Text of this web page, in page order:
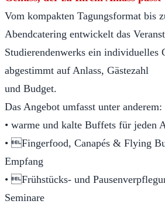
Vom kompakten Tagungsformat bis
Abendcatering entwickelt das
Studierendenwerks ein individuelles
abgestimmt auf Anlass, Gästezahl
und Budget.
Das Angebot umfasst unter anderem:
• warme und kalte Buffets für jeden
• Fingerfood, Canapés & Flying
Empfang
• Frühstücks- und
Seminare